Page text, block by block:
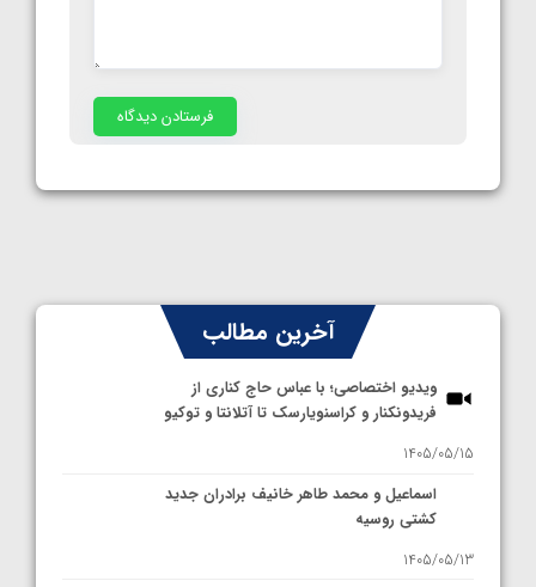
آخرین مطالب
ویدیو اختصاصی؛ با عباس حاج کناری از
فریدونکنار و کراسنویارسک تا آتلانتا و توکیو
1405/05/15
اسماعیل و محمد طاهر خانیف برادران جدید
کشتی روسیه
1405/05/13